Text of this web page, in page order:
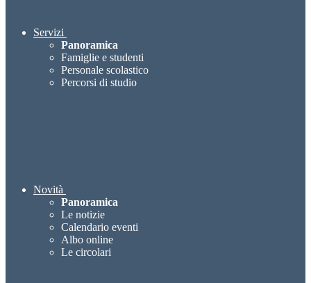
Servizi
Panoramica
Famiglie e studenti
Personale scolastico
Percorsi di studio
Novità
Panoramica
Le notizie
Calendario eventi
Albo online
Le circolari